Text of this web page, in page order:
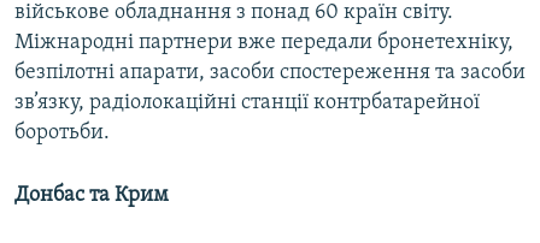
військове обладнання з понад 60 країн світу.
Міжнародні партнери вже передали бронетехніку,
безпілотні апарати, засоби спостереження та засоби
зв’язку, радіолокаційні станції контрбатарейної
боротьби.
Донбас та Крим